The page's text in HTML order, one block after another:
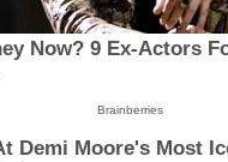
Now? 9 Ex-Actors
Brainberries
Demi Moore's Most